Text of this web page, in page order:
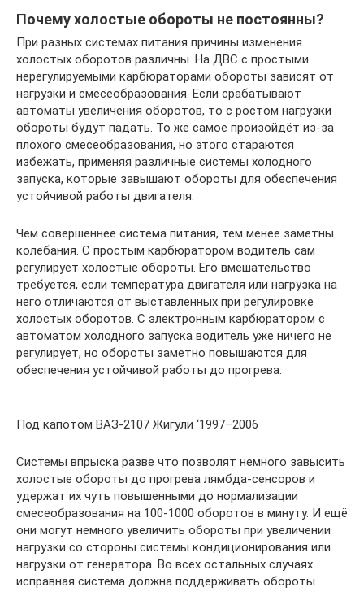
Почему холостые обороты не постоянны?
При разных системах питания причины изменения
холостых оборотов различны. На ДВС с простыми
нерегулируемыми карбюраторами обороты зависят от
нагрузки и смесеобразования. Если срабатывают
автоматы увеличения оборотов, то с ростом нагрузки
обороты будут падать. То же самое произойдёт из-за
плохого смесеобразования, но этого стараются
избежать, применяя различные системы холодного
запуска, которые завышают обороты для обеспечения
устойчивой работы двигателя.
Чем совершеннее система питания, тем менее заметны
колебания. С простым карбюратором водитель сам
регулирует холостые обороты. Его вмешательство
требуется, если температура двигателя или нагрузка на
него отличаются от выставленных при регулировке
холостых оборотов. С электронным карбюратором с
автоматом холодного запуска водитель уже ничего не
регулирует, но обороты заметно повышаются для
обеспечения устойчивой работы до прогрева.
Под капотом ВАЗ-2107 Жигули ‘1997–2006
Системы впрыска разве что позволят немного завысить
холостые обороты до прогрева лямбда-сенсоров и
удержат их чуть повышенными до нормализации
смесеобразования на 100-1000 оборотов в минуту. И ещё
они могут немного увеличить обороты при увеличении
нагрузки со стороны системы кондиционирования или
нагрузки от генератора. Во всех остальных случаях
исправная система должна поддерживать обороты